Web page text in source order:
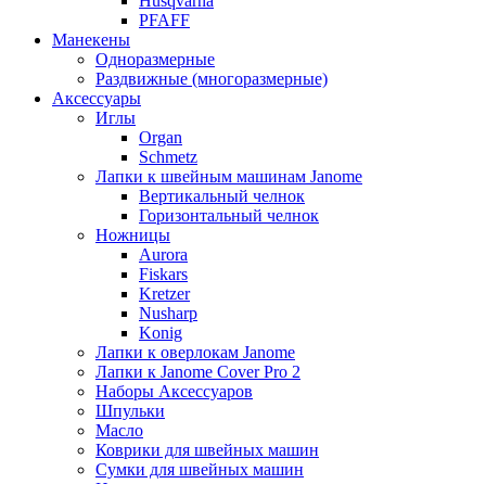
PFAFF
Манекены
Одноразмерные
Раздвижные (многоразмерные)
Аксессуары
Иглы
Organ
Schmetz
Лапки к швейным машинам Janome
Вертикальный челнок
Горизонтальный челнок
Ножницы
Aurora
Fiskars
Kretzer
Nusharp
Konig
Лапки к оверлокам Janome
Лапки к Janome Cover Pro 2
Наборы Аксессуаров
Шпульки
Масло
Коврики для швейных машин
Сумки для швейных машин